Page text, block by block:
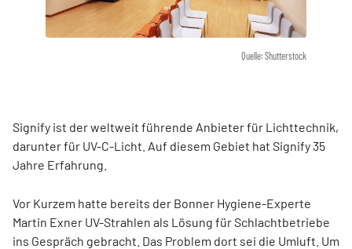
Quelle: Shutterstock
Signify ist der weltweit führende Anbieter für Lichttechnik,
darunter für UV-C-Licht. Auf diesem Gebiet hat Signify 35
Jahre Erfahrung.
Vor Kurzem hatte bereits der Bonner Hygiene-Experte
Martin Exner UV-Strahlen als Lösung für Schlachtbetriebe
ins Gespräch gebracht. Das Problem dort sei die Umluft. Um